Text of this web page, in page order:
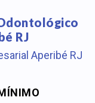
RJ
Aperibé RJ